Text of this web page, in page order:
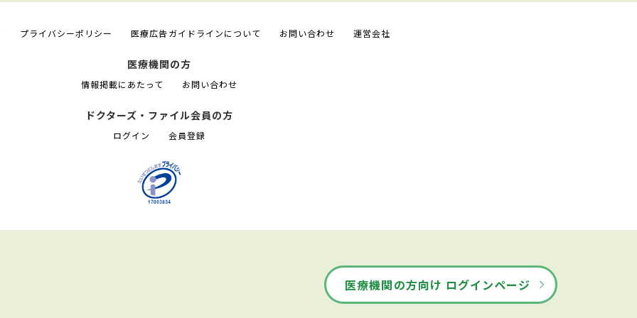
プライバシーポリシー 医療広告ガイドラインについて お問い合わせ 運営会社
医療機関の方
情報掲載にあたって お問い合わせ
ドクターズ・ファイル会員の方
ログイン 会員登録
医療機関の方向け ログインページ